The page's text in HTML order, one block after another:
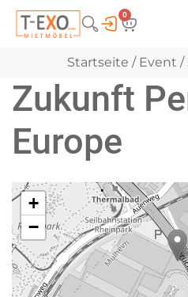
0
Startseite / Event /
Zukunft
Europe
+
−